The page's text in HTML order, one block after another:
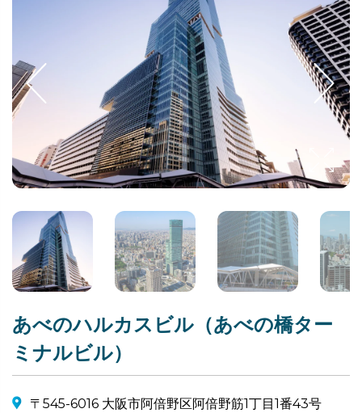
あべのハルカスビル（あべの橋ター
ミナルビル）
〒545-6016 大阪市阿倍野区阿倍野筋1丁目1番43号